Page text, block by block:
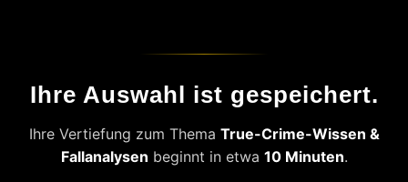
Ihre Auswahl ist gespeichert.
Ihre Vertiefung zum Thema True-Crime-Wissen &
Fallanalysen beginnt in etwa 10 Minuten.